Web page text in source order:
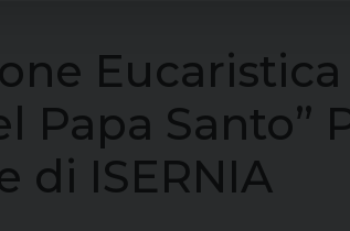
Papa Santo”
di ISERNIA